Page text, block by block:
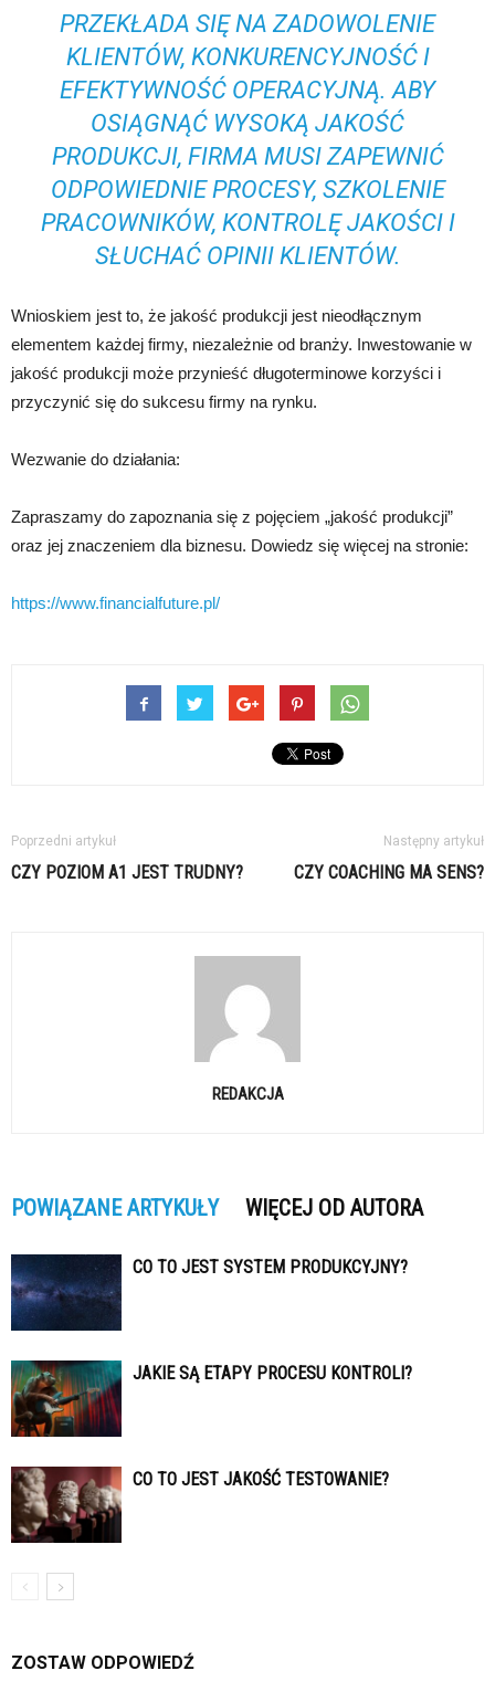
PRZEKŁADA SIĘ NA ZADOWOLENIE
KLIENTÓW, KONKURENCYJNOŚĆ I
EFEKTYWNOŚĆ OPERACYJNĄ. ABY
OSIĄGNĄĆ WYSOKĄ JAKOŚĆ
PRODUKCJI, FIRMA MUSI ZAPEWNIĆ
ODPOWIEDNIE PROCESY, SZKOLENIE
PRACOWNIKÓW, KONTROLĘ JAKOŚCI I
SŁUCHAĆ OPINII KLIENTÓW.
Wnioskiem jest to, że jakość produkcji jest nieodłącznym
elementem każdej firmy, niezależnie od branży. Inwestowanie w
jakość produkcji może przynieść długoterminowe korzyści i
przyczynić się do sukcesu firmy na rynku.
Wezwanie do działania:
Zapraszamy do zapoznania się z pojęciem „jakość produkcji”
oraz jej znaczeniem dla biznesu. Dowiedz się więcej na stronie:
https://www.financialfuture.pl/
Poprzedni artykuł
CZY POZIOM A1 JEST TRUDNY?
Następny artykuł
CZY COACHING MA SENS?
REDAKCJA
POWIĄZANE ARTYKUŁY WIĘCEJ OD AUTORA
CO TO JEST SYSTEM PRODUKCYJNY?
JAKIE SĄ ETAPY PROCESU KONTROLI?
CO TO JEST JAKOŚĆ TESTOWANIE?
ZOSTAW ODPOWIEDŹ